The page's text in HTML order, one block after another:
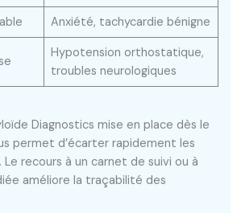
Anxiété, tachycardie bénigne
Hypotension orthostatique,
troubles neurologiques
Diagnostics mise en place dès le
permet d’écarter rapidement les
Le recours à un carnet de suivi ou à
améliore la traçabilité des